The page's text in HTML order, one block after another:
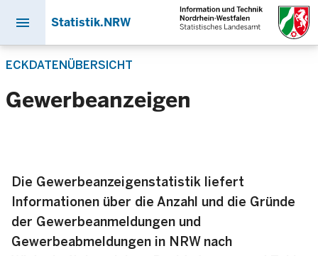
zum
menu Statistik.NRW
ECKDATENÜBERSICHT
Gewerbeanzeigen
Die Gewerbeanzeigenstatistik liefert
Informationen über die Anzahl und die Gründe
der Gewerbeanmeldungen und
Gewerbeabmeldungen in NRW nach